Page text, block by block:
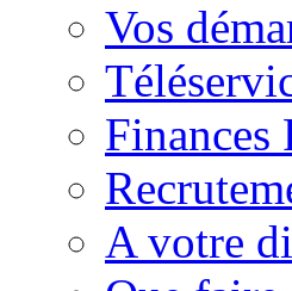
Vos
Finances
A votre